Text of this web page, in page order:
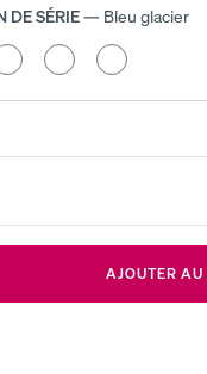
soldes de
prime.
DE SÉRIE— Bleu glacier
Sauge
tendre
Gris
tempête
AJOUTER AU